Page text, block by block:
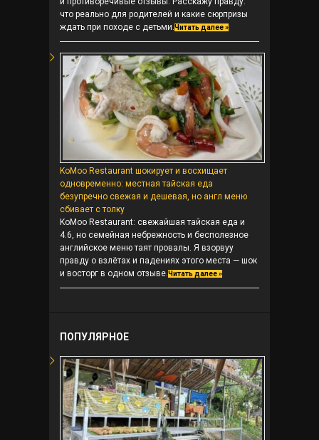
что реально для родителей и какие сюрпризы
ждать при походе с детьми.Читать далее »
KoMoo Restaurant шокирует и восхищает
одновременно: местная тайская еда
безупречно свежая и дешевая, но англ меню
сбивает с толку
KoMoo Restaurant: свежайшая тайская еда и
4.6, но семейная небрежность и бесполезное
английское меню таят провалы. Я взорвуу
правду о взлётах и падениях этого места — шок
и восторг в одном отзыве.Читать далее »
ПОПУЛЯРНОЕ